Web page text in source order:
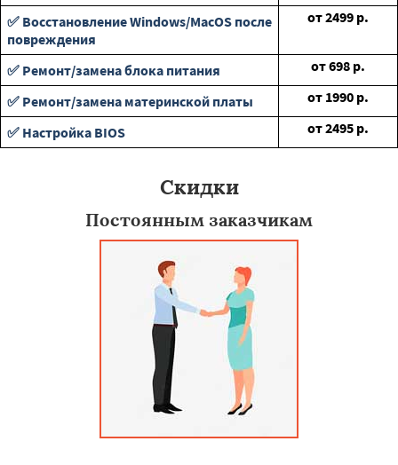
✅ Восстановление Windows/MacOS после
повреждения
от2499 р.
✅ Ремонт/замена блока питания от698 р.
✅ Ремонт/замена материнской платы
от 1990 р.
✅ Настройка BIOS
от2495 р.
Скидки
Постоянным заказчикам